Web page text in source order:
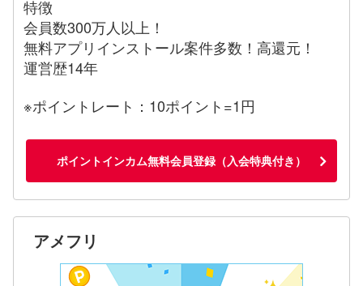
特徴
会員数300万人以上！
無料アプリインストール案件多数！高還元！
運営歴14年
※ポイントレート：10ポイント=1円
ポイントインカム無料会員登録（入会特典付き）
アメフリ